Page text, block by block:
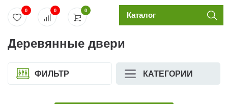
0
0 0 Каталог
Деревянные двери
ФИЛЬТР КАТЕГОРИИ